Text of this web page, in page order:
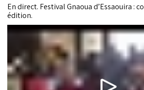
En direct. Festival Gnaoua d’Essaouira :
édition.